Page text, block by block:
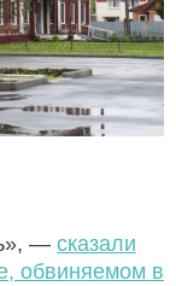
— сказали
обвиняемом в